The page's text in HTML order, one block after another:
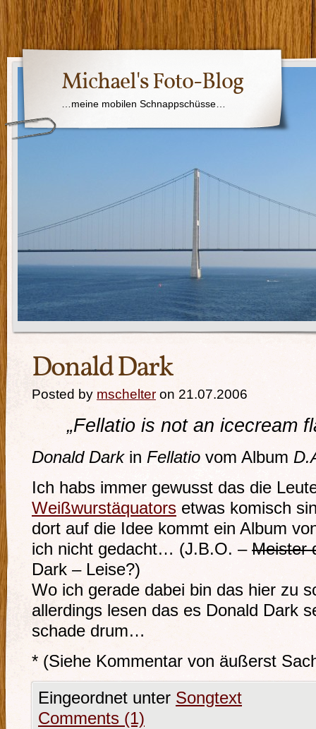
Michael's Foto-Blog
…meine mobilen Schnappschüsse…
Donald Dark
Posted by mschelter on 21.07.2006
„Fellatio is not an icecream
Donald Darkin Fellatio vom Album
Ich habs immer gewusst das die
Weißwurstäquators etwas komisch
dort auf die Idee kommt ein Album
ich nicht gedacht… (J.B.O. – Meister
Dark – Leise?)
Wo ich gerade dabei bin das hier zu
allerdings lesen das es Donald Dark
schade drum…
* (Siehe Kommentar von äußerst
Eingeordnet unter Songtext
Comments (1)